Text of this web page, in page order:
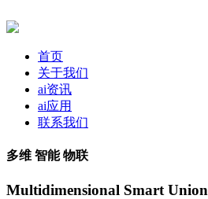
首页
关于我们
ai资讯
ai应用
联系我们
多维 智能 物联
Multidimensional Smart Union